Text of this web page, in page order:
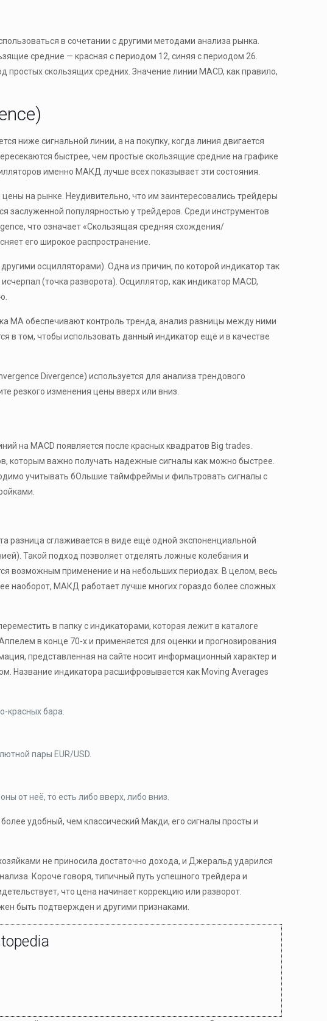
в сочетании с другими методами анализа рынка.
средние — красная с периодом 12, синяя с периодом 26.
скользящих средних. Значение линии MACD, как правило,
ниже сигнальной линии, а на покупку, когда линия двигается
быстрее, чем простые скользящие средние на графике
именно МАКД лучше всех показывает эти состояния.
на рынке. Неудивительно, что им заинтересовались трейдеры
заслуженной популярностью у трейдеров. Среди инструментов
что означает «Скользящая средняя схождения/
его широкое распространение.
осцилляторами). Одна из причин, по которой индикатор так
(точка разворота). Осциллятор, как индикатор MACD,
MA обеспечивают контроль тренда, анализ разницы между ними
в том, чтобы использовать данный индикатор ещё и в качестве
Divergence) используется для анализа трендового
резкого изменения цены вверх или вниз.
на MACD появляется после красных квадратов Big trades.
которым важно получать надежные сигналы как можно быстрее.
учитывать бОльшие таймфреймы и фильтровать сигналы с
разница сглаживается в виде ещё одной экспоненциальной
Такой подход позволяет отделять ложные колебания и
возможным применение и на небольших периодах. В целом, весь
наоборот, МАКД работает лучше многих гораздо более сложных
в папку с индикаторами, которая лежит в каталоге
в конце 70-х и применяется для оценки и прогнозирования
представленная на сайте носит информационный характер и
Название индикатора расшифровывается как Moving Averages
красных бара.
пары EUR/USD.
от неё, то есть либо вверх, либо вниз.
удобный, чем классический Макди, его сигналы просты и
не приносила достаточно дохода, и Джеральд ударился
Короче говоря, типичный путь успешного трейдера и
что цена начинает коррекцию или разворот.
быть подтвержден и другими признаками.